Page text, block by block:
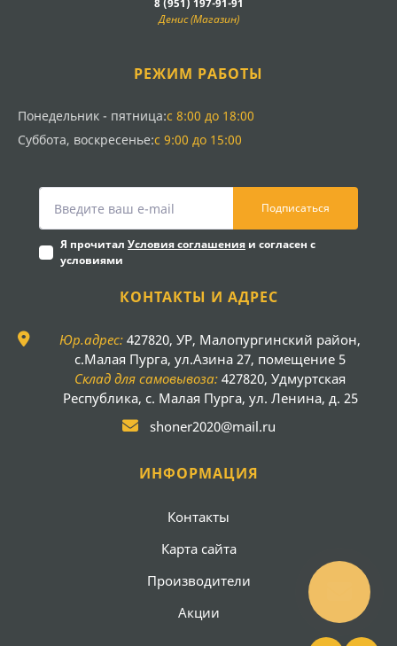
8 (951) 197-91-91
Денис (Магазин)
РЕЖИМ РАБОТЫ
Понедельник - пятница:с 8:00 до 18:00
Суббота, воскресенье:с 9:00 до 15:00
Подписаться
Я прочитал Условия соглашения и согласен с
условиями
КОНТАКТЫ И АДРЕС
Юр.адрес: 427820, УР, Малопургинский район,
с.Малая Пурга, ул.Азина 27, помещение 5
Склад для самовывоза: 427820, Удмуртская
Республика, с. Малая Пурга, ул. Ленина, д. 25
shoner2020@mail.ru
ИНФОРМАЦИЯ
Контакты
Карта сайта
Производители
Акции